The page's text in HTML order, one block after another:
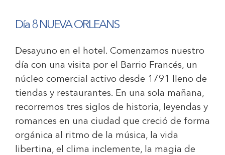
Día 8 NUEVA ORLEANS
Desayuno en el hotel. Comenzamos nuestro
día con una visita por el Barrio Francés, un
núcleo comercial activo desde 1791 lleno de
tiendas y restaurantes. En una sola mañana,
recorremos tres siglos de historia, leyendas y
romances en una ciudad que creció de forma
orgánica al ritmo de la música, la vida
libertina, el clima inclemente, la magia de